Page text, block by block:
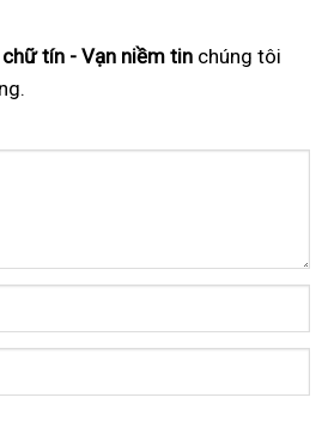
tín - Vạn niềm tin chúng tôi